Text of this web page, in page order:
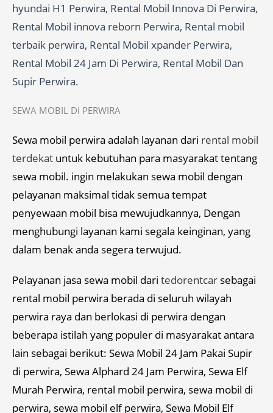
hyundai H1 Perwira, Rental Mobil Innova Di Perwira,
Rental Mobil innova reborn Perwira, Rental mobil
terbaik perwira, Rental Mobil xpander Perwira,
Rental Mobil 24 Jam Di Perwira, Rental Mobil Dan
Supir Perwira.
SEWA MOBIL DI PERWIRA
Sewa mobil perwira adalah layanan dari rental mobil
terdekat untuk kebutuhan para masyarakat tentang
sewa mobil. ingin melakukan sewa mobil dengan
pelayanan maksimal tidak semua tempat
penyewaan mobil bisa mewujudkannya, Dengan
menghubungi layanan kami segala keinginan, yang
dalam benak anda segera terwujud.
Pelayanan jasa sewa mobil dari tedorentcar sebagai
rental mobil perwira berada di seluruh wilayah
perwira raya dan berlokasi di perwira dengan
beberapa istilah yang populer di masyarakat antara
lain sebagai berikut: Sewa Mobil 24 Jam Pakai Supir
di perwira, Sewa Alphard 24 Jam Perwira, Sewa Elf
Murah Perwira, rental mobil perwira, sewa mobil di
perwira, sewa mobil elf perwira, Sewa Mobil Elf